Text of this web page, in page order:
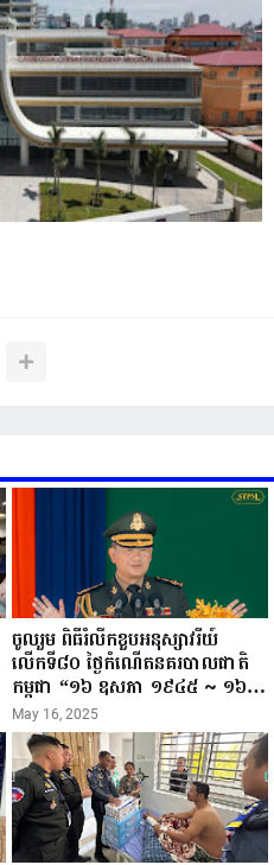
ចូលរួម ពិធីរំលឹកខួបអនុស្សាវរីយ៍
លើកទី៨០ ថ្ងៃកំណើតនគរបាលជាតិ
កម្ពុជា “១៦ ឧសភា ១៩៤៥ ~ ១៦
ឧសភា ២០២៥”...
May 16, 2025